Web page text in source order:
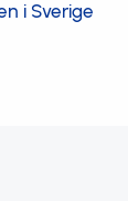
i Sverige